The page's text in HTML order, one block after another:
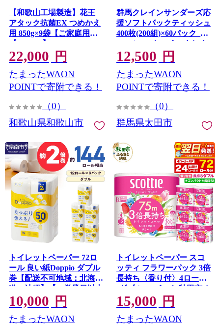
【和歌山工場製造】花王
アタック抗菌EX つめかえ
用 850g×9袋【ご家庭用】
【KAO66】
22,000 円
たまったWAON
POINTで寄附できる！
（0）
和歌山県和歌山市
群馬クレインサンダーズ応
援ソフトパックティッシュ
400枚(200組)×60パック_テ
ィッシュ ペーパー まとめ
買い 消耗品 日用品 群馬県
太田市 送料無料
【1422589】
12,500 円
たまったWAON
POINTで寄附できる！
（0）
群馬県太田市
トイレットペーパー 72ロ
ール 良い紙Doppio ダブル
巻【配送不可地域：北海
道・沖縄】【60営業日以内
に発送】【020D-010】
10,000 円
たまったWAON
トイレットペーパー スコ
ッティ フラワーパック 3倍
長持ち〈香り付〉4ロール
(ダブル)×6パック 秋田市オ
リジナル 最短翌日発送 [ス
コッティ フラワーパック
トイレットペーパー 日本
15,000 円
たまったWAON